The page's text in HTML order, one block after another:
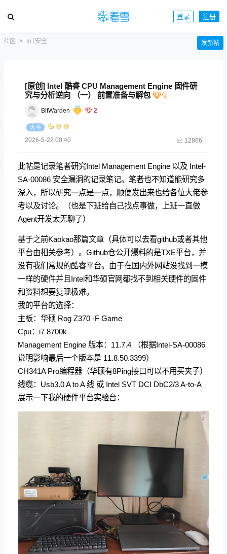
登录 注册
社区 IoT安全 发新帖
[原创] Intel 酷睿 CPU Management Engine 固件研
究与分析逆向 （一） 前置准备与解包
BitWarden 2
2026-5-22 00:40 12866
此帖是记录笔者研究Intel Management Engine 以及 Intel-
SA-00086 安全漏洞的记录笔记。笔者也不知道能研究多
深入，所以研究一点是一点，顺便发出来也给各位大佬参
考以及讨论。（也是下班给自己找点事做，上班一直做
Agent开发太无聊了）
基于之前Kaokao那篇文章（具体可以去看github或者其他
平台由相关参考）。Github仓公开爆料的是TXE平台，并
没有我们常规的酷睿平台。由于在国内外网站没找到一模
一样的硬件并且Intel和华硕官网都找不到相关硬件的固件
和资料想要复现极难。
我的平台的选择：
主板：华硕 Rog Z370 -F Game
Cpu：i7 8700k
Management Engine 版本：11.7.4 （根据Intel-SA-00086
说明影响最后一个版本是 11.8.50.3399）
CH341A Pro编程器（华硕有8Ping接口可以不用买夹子）
线缆：Usb3.0 A to A 线 或 Intel SVT DCI DbC2/3 A-to-A
展示一下我的硬件平台实验台：